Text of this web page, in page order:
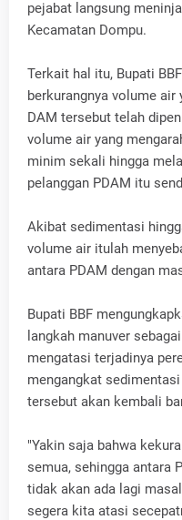
pejabat langsung
Kecamatan Dompu.
Terkait hal itu, Bupati
berkurangnya volume
DAM tersebut telah
volume air yang
minim sekali hingga
pelanggan PDAM itu
Akibat sedimentasi
volume air itulah
antara PDAM dengan
Bupati BBF
langkah manuver
mengatasi terjadinya
mengangkat
tersebut akan kembali
"Yakin saja bahwa
semua, sehingga antara
tidak akan ada lagi
segera kita atasi